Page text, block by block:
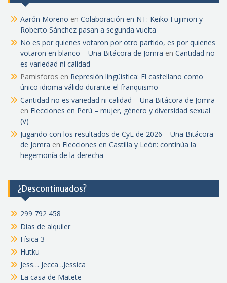
Aarón Moreno en Colaboración en NT: Keiko Fujimori y
Roberto Sánchez pasan a segunda vuelta
No es por quienes votaron por otro partido, es por quienes
votaron en blanco – Una Bitácora de Jomra en Cantidad no
es variedad ni calidad
Pamisforos en Represión lingüística: El castellano como
único idioma válido durante el franquismo
Cantidad no es variedad ni calidad – Una Bitácora de Jomra
en Elecciones en Perú – mujer, género y diversidad sexual
(V)
Jugando con los resultados de CyL de 2026 – Una Bitácora
de Jomra en Elecciones en Castilla y León: continúa la
hegemonía de la derecha
¿Descontinuados?
299 792 458
Días de alquiler
Física 3
Hutku
Jess… Jecca ..Jessica
La casa de Matete